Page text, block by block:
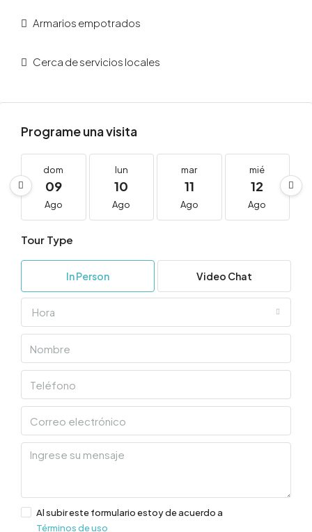
Armarios empotrados
Cerca de servicios locales
Programe una visita
dom
09
Ago
lun
10
Ago
mar
11
Ago
mié
12
Ago
Tour Type
In Person Video Chat
Hora
Al subir este formulario estoy de acuerdo a
Términos de uso